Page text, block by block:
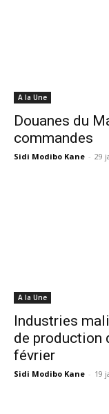
A la Une
Douanes du
commandes
Sidi Modibo Kane - 29
A la Une
Industries
de production
février
Sidi Modibo Kane - 19